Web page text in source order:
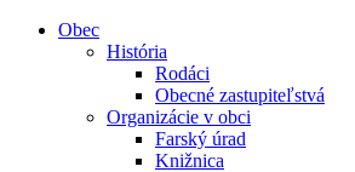
Obec
História
Rodáci
Obecné zastupiteľstvá
Organizácie v obci
Farský úrad
Knižnica